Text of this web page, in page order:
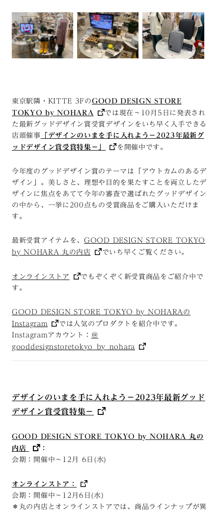
東京駅隣・KITTE 3FのGOOD DESIGN STORE
TOKYO by NOHARA
では現在～10月5日に発表され
た最新グッドデザイン賞受賞デザインをいち早く入手できる
店頭催事 「デザインのいまを手に入れよう－ 2023年最新グ
ッドデザイン賞受賞特集－
を開催中です。
今年度のグッドデザイン賞のテーマは「アウトカムのあるデ
ザイン」。美しさと、理想や目的を果たすことを両立したデ
ザインに焦点をあてて今年の審査で選ばれた グッドデザイン
の中から、 一挙に200 点 もの 受賞商品 をご購入いただけま
す。
最新受賞アイテムを、 GOOD DESIGN STORE TOKYO
by NOHARA 丸の内店 で いち早く ご覧ください。
オンラインストア
でもぞくぞく新受賞商品をご紹介中で
す。
GOOD DESIGN STORE TOKYO by NOHARAの
Instagram
では人気のプロダクトを紹介中です。
Instagramアカウント： ＠
gooddesignstoretokyo_by_nohara
デザインのいまを手に入れよう－ 2023年最新グッド
デザイン賞受賞特集－
GOOD DESIGN STORE TOKYO by NOHARA 丸の
内店
：
会期：開催中～12月 6日(水)
オンラインストア ：
会期：開催中～12月6日(水)
＊丸の内店とオンラインストアでは、商品ラインナップが異